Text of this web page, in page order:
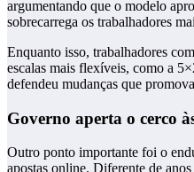
argumentando que o modelo
sobrecarrega os trabalhadores
Enquanto isso, trabalhadores
escalas mais flexíveis, como a
defendeu mudanças que
Governo aperta o cerco
Outro ponto importante foi o
apostas online. Diferente de